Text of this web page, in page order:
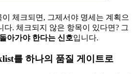
체크되면, 그제서야 명세는 계획으
다. 체크되지 않은 항목이 있다면? 그
아가야 한다는 신호입니다.
를 하나의 품질 게이트로